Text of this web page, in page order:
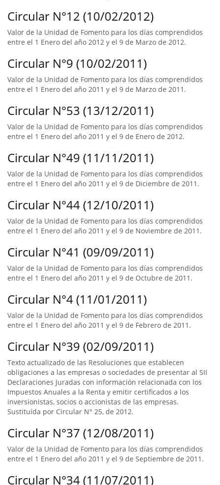
Circular N°12 (10/02/2012)
Valor de la Unidad de Fomento para los días comprendidos
entre el 1 Enero del año 2012 y el 9 de Marzo de 2012.
Circular N°9 (10/02/2011)
Valor de la Unidad de Fomento para los días comprendidos
entre el 1 Enero del año 2011 y el 9 de Marzo de 2011.
Circular N°53 (13/12/2011)
Valor de la Unidad de Fomento para los días comprendidos
entre el 1 Enero del año 2011 y el 9 de Enero de 2012.
Circular N°49 (11/11/2011)
Valor de la Unidad de Fomento para los días comprendidos
entre el 1 Enero del año 2011 y el 9 de Diciembre de 2011.
Circular N°44 (12/10/2011)
Valor de la Unidad de Fomento para los días comprendidos
entre el 1 Enero del año 2011 y el 9 de Noviembre de 2011.
Circular N°41 (09/09/2011)
Valor de la Unidad de Fomento para los días comprendidos
entre el 1 Enero del año 2011 y el 9 de Octubre de 2011.
Circular N°4 (11/01/2011)
Valor de la Unidad de Fomento para los días comprendidos
entre el 1 Enero del año 2011 y el 9 de Febrero de 2011.
Circular N°39 (02/09/2011)
Texto actualizado de las Resoluciones que establecen
obligaciones a las empresas o sociedades de presentar al SII
Declaraciones Juradas con información relacionada con los
Impuestos Anuales a la Renta y emitir certificados a los
inversionistas, socios o accionistas de las empresas.
Sustituída por Circular N° 25, de 2012.
Circular N°37 (12/08/2011)
Valor de la Unidad de Fomento para los días comprendidos
entre el 1 Enero del año 2011 y el 9 de Septiembre de 2011.
Circular N°34 (11/07/2011)